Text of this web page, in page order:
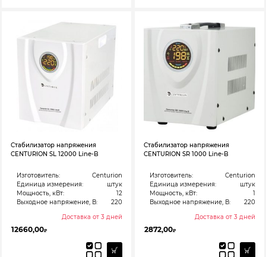
Стабилизатор напряжения
CENTURION SL 12000 Line-B
Изготовитель:
Centurion
Единица измерения:
штук
Мощность, кВт:
12
Выходное напряжение, В:
220
Доставка от 3 дней
12660,00₽
Стабилизатор напряжения
CENTURION SR 1000 Line-B
Изготовитель:
Centurion
Единица измерения:
штук
Мощность, кВт:
1
Выходное напряжение, В:
220
Доставка от 3 дней
2872,00₽